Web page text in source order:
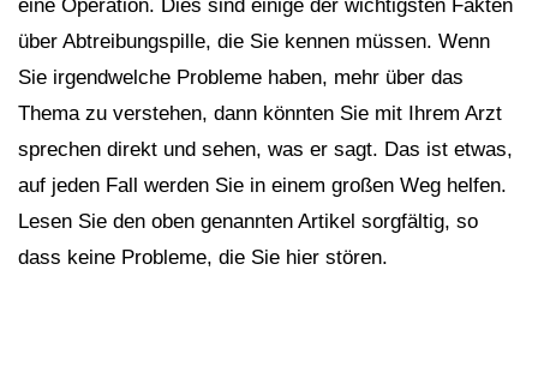
eine Operation. Dies sind einige der wichtigsten Fakten
über Abtreibungspille, die Sie kennen müssen. Wenn
Sie irgendwelche Probleme haben, mehr über das
Thema zu verstehen, dann könnten Sie mit Ihrem Arzt
sprechen direkt und sehen, was er sagt. Das ist etwas,
auf jeden Fall werden Sie in einem großen Weg helfen.
Lesen Sie den oben genannten Artikel sorgfältig, so
dass keine Probleme, die Sie hier stören.